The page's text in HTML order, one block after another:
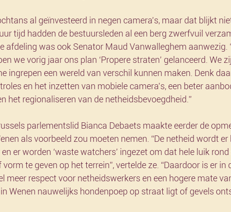
al geïnvesteerd in negen camera's, maar dat blijkt
tijd hadden de bestuursleden al een berg zwerfvuil
afdeling was ook Senator Maud Vanwalleghem aanwezig.
we vorig jaar ons plan ‘Propere straten' gelanceerd. We
ingrepen een wereld van verschil kunnen maken. Denk
en het inzetten van mobiele camera's, een beter
het regionaliseren van de netheidsbevoegdheid.”
parlementslid Bianca Debaets maakte eerder de
als voorbeeld zou moeten nemen. “De netheid wordt er
er worden ‘waste watchers' ingezet om dat hele luik
te geven op het terrein”, vertelde ze. “Daardoor is er in
meer respect voor netheidswerkers en een hogere mate
Wenen nauwelijks hondenpoep op straat ligt of gevels